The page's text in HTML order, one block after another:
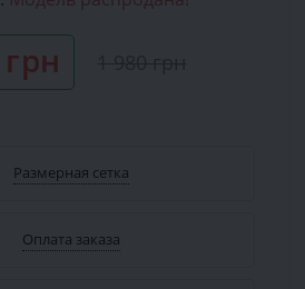
Размерная сетка
Оплата заказа